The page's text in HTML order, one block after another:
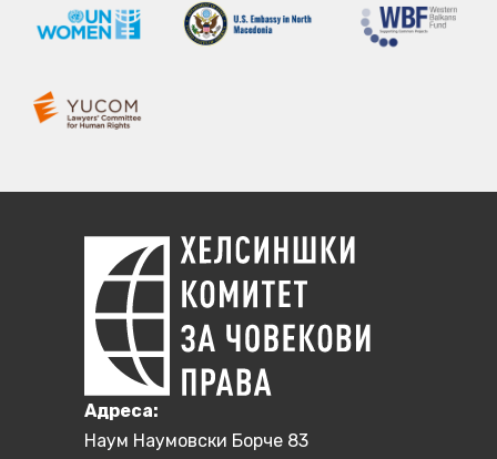
Aдреса:
Наум Наумовски Борче 83